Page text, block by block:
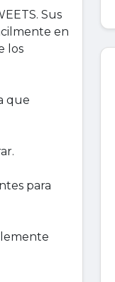
Sus
en
los
que
para